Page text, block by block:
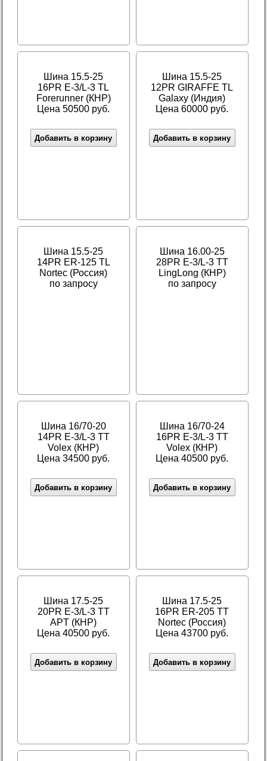
Шина 15.5-25
16PR E-3/L-3 TL
Forerunner (КНР)
Цена 50500 руб.
Добавить в корзину
Шина 15.5-25
12PR GIRAFFE TL
Galaxy (Индия)
Цена 60000 руб.
Добавить в корзину
Шина 15.5-25
14PR ER-125 TL
Nortec (Россия)
по запросу
Шина 16.00-25
28PR E-3/L-3 TT
LingLong (КНР)
по запросу
Шина 16/70-20
14PR E-3/L-3 TT
Volex (КНР)
Цена 34500 руб.
Добавить в корзину
Шина 16/70-24
16PR E-3/L-3 TT
Volex (КНР)
Цена 40500 руб.
Добавить в корзину
Шина 17.5-25
20PR E-3/L-3 TT
APT (КНР)
Цена 40500 руб.
Добавить в корзину
Шина 17.5-25
16PR ER-205 TT
Nortec (Россия)
Цена 43700 руб.
Добавить в корзину